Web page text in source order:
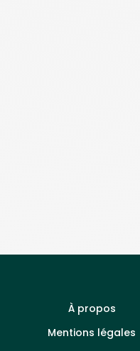
À propos
Mentions légales